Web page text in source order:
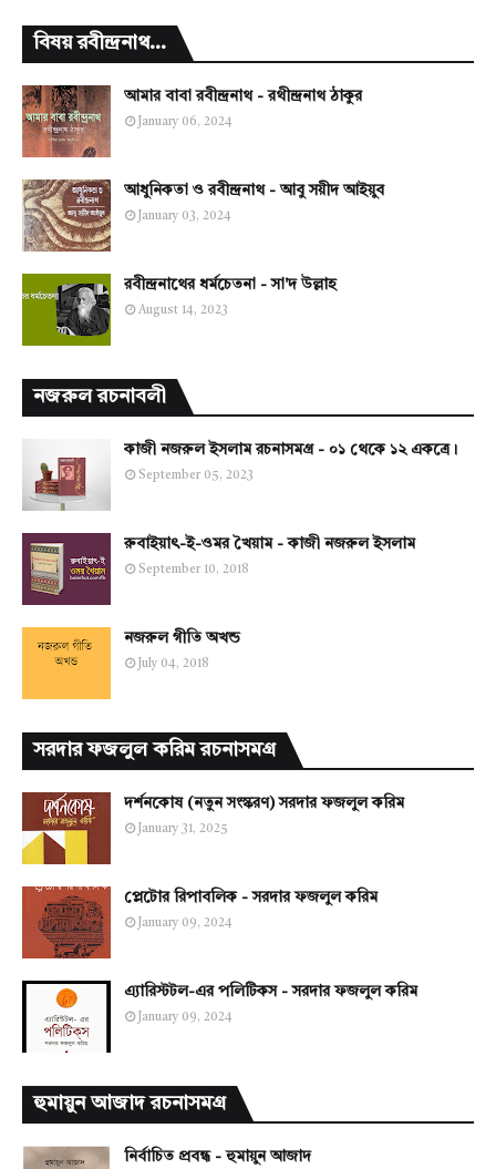
বিষয় রবীন্দ্রনাথ...
আমার বাবা রবীন্দ্রনাথ - রথীন্দ্রনাথ ঠাকুর
January 06, 2024
আধুনিকতা ও রবীন্দ্রনাথ - আবু সয়ীদ আইয়ুব
January 03, 2024
রবীন্দ্রনাথের ধর্মচেতনা - সা'দ উল্লাহ
August 14, 2023
নজরুল রচনাবলী
কাজী নজরুল ইসলাম রচনাসমগ্র - ০১ থেকে ১২ একত্রে।
September 05, 2023
রুবাইয়াৎ-ই-ওমর খৈয়াম - কাজী নজরুল ইসলাম
September 10, 2018
নজরুল গীতি অখন্ড
July 04, 2018
সরদার ফজলুল করিম রচনাসমগ্র
দর্শনকোষ (নতুন সংস্করণ) সরদার ফজলুল করিম
January 31, 2025
প্লেটোর রিপাবলিক - সরদার ফজলুল করিম
January 09, 2024
এ্যারিস্টটল-এর পলিটিকস - সরদার ফজলুল করিম
January 09, 2024
হুমায়ুন আজাদ রচনাসমগ্র
নির্বাচিত প্রবন্ধ - হুমায়ুন আজাদ